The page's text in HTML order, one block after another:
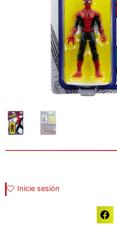
Inicie sesión